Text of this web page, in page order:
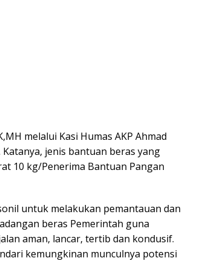
melalui Kasi Humas AKP Ahmad
jenis bantuan beras yang
10 kg/Penerima Bantuan Pangan
untuk melakukan pemantauan dan
beras Pemerintah guna
aman, lancar, tertib dan kondusif.
kemungkinan munculnya potensi